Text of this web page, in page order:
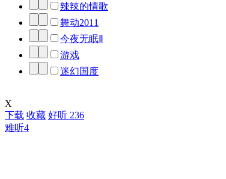
辣辣的情歌
舞动2011
今夜无眠Ⅱ
游戏
迷幻国度
X
下载 收藏 好听 236
难听4